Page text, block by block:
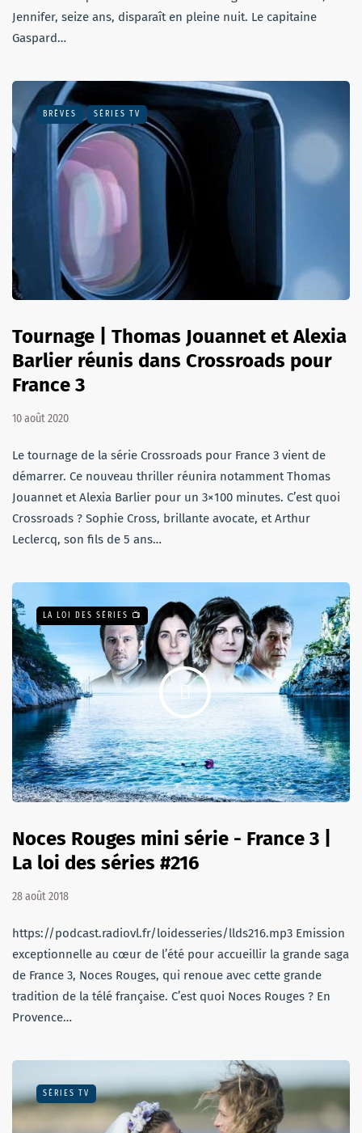
Jennifer, seize ans, disparaît en pleine nuit. Le capitaine
Gaspard…
BRÈVES SÉRIES TV
Tournage | Thomas Jouannet et Alexia
Barlier réunis dans Crossroads pour
France 3
10 août 2020
Le tournage de la série Crossroads pour France 3 vient de
démarrer. Ce nouveau thriller réunira notamment Thomas
Jouannet et Alexia Barlier pour un 3×100 minutes. C’est quoi
Crossroads ? Sophie Cross, brillante avocate, et Arthur
Leclercq, son fils de 5 ans…
LA LOI DES SÉRIES 📺
Noces Rouges mini série - France 3 |
La loi des séries #216
28 août 2018
https://podcast.radiovl.fr/loidesseries/llds216.mp3 Emission
exceptionnelle au cœur de l’été pour accueillir la grande saga
de France 3, Noces Rouges, qui renoue avec cette grande
tradition de la télé française. C’est quoi Noces Rouges ? En
Provence…
SÉRIES TV